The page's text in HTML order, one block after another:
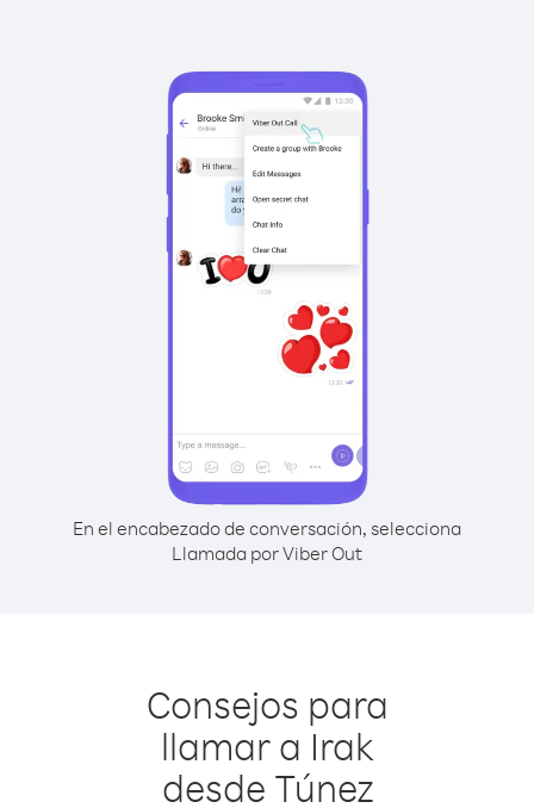
En el encabezado de conversación, selecciona
Llamada por Viber Out
Consejos para
llamar a Irak
desde Túnez